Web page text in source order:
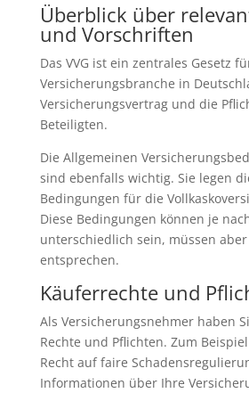
Überblick über
und Vorschriften
Das VVG ist ein zentrales Gesetz
Versicherungsbranche in
Versicherungsvertrag und die
Beteiligten.
Die Allgemeinen
sind ebenfalls wichtig. Sie legen
Bedingungen für die
Diese Bedingungen können je
unterschiedlich sein, müssen aber
entsprechen.
Käuferrechte und
Als Versicherungsnehmer haben
Rechte und Pflichten. Zum
Recht auf faire
Informationen über Ihre